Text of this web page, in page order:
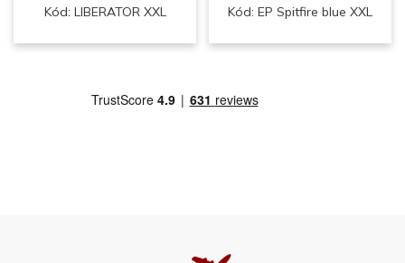
Kód: LIBERATOR XXL Kód: EP Spitfire blue XXL